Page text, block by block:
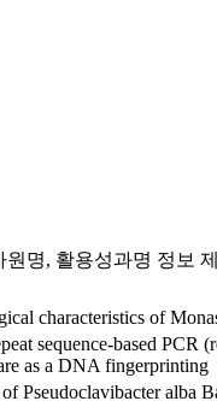
원명, 활용성과명 정보
characteristics of
sequence-based PCR
as a DNA fingerprinting
Pseudoclavibacter alba